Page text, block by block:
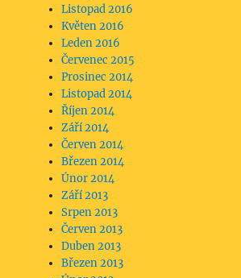
Listopad 2016
Květen 2016
Leden 2016
Červenec 2015
Prosinec 2014
Listopad 2014
Říjen 2014
Září 2014
Červen 2014
Březen 2014
Únor 2014
Září 2013
Srpen 2013
Červen 2013
Duben 2013
Březen 2013